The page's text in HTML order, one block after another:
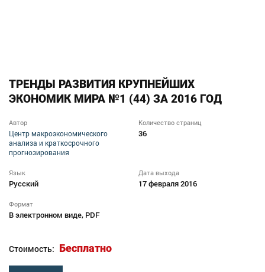
ТРЕНДЫ РАЗВИТИЯ КРУПНЕЙШИХ
ЭКОНОМИК МИРА №1 (44) ЗА 2016 ГОД
Автор
Центр макроэкономического
анализа и краткосрочного
прогнозирования
Количество страниц
36
Язык
Русский
Дата выхода
17 февраля 2016
Формат
В электронном виде, PDF
Стоимость: Бесплатно